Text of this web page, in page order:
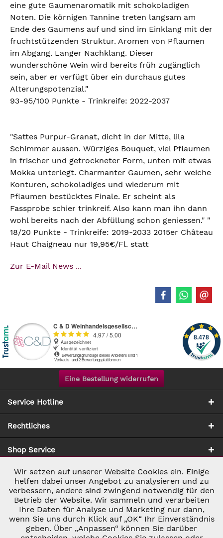
eine gute Gaumenaromatik mit schokoladigen
Noten. Die körnigen Tannine treten langsam am
Ende des Gaumens auf und sind im Einklang mit der
fruchtstützenden Struktur. Aromen von Pflaumen
im Abgang. Langer Nachklang. Dieser
wunderschöne Wein wird bereits früh zugänglich
sein, aber er verfügt über ein durchaus gutes
Alterungspotenzial."
93-95/100 Punkte - Trinkreife: 2022-2037
"Sattes Purpur-Granat, dicht in der Mitte, lila
Schimmer aussen. Würziges Bouquet, viel Pflaumen
in frischer und getrockneter Form, unten mit etwas
Mokka unterlegt. Charmanter Gaumen, sehr weiche
Konturen, schokoladiges und wiederum mit
Pflaumen bestücktes Finale. Er scheint als
Fassprobe schier trinkreif. Also kann man ihn dann
wohl bereits nach der Abfüllung schon geniessen." "
18/20 Punkte - Trinkreife: 2019-2033 2015er Château
Haut Chaigneau nur 19,95€/Fl. statt
Zur E-Mail News ...
Eine Bestellung widerrufen
Service Hotline
Rechtliches
Shop Service
Zahlung & Versand
Notwendig Aktiv
Marketing Inaktiv
Tracking Inaktiv
Wir setzen auf unserer Website Cookies ein. Einige
helfen dabei unser Angebot zu analysieren und zu
verbessern, andere sind zwingend notwendig für den
Betrieb der Website. Wir sammeln und verarbeiten
Ihre Daten für Analyse und Marketing nur dann,
wenn Sie uns durch Klick auf „OK“ Ihr Einverständnis
geben. Über „Anpassen“ können Sie darüber